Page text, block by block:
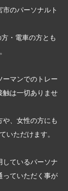
のパーソナルト
・電車の方とも
マンでのトレー
触は一切ありませ
、女性の方にも
いただけます。
しているパーソナ
っていただく事が